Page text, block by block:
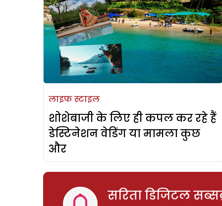
लाइफ स्टाइल
शोशेबाजी के लिए ही कपल कर रहे हैं
डेस्टिनेशन वेडिंग या मामला कुछ
और
सरिता डिजिटल